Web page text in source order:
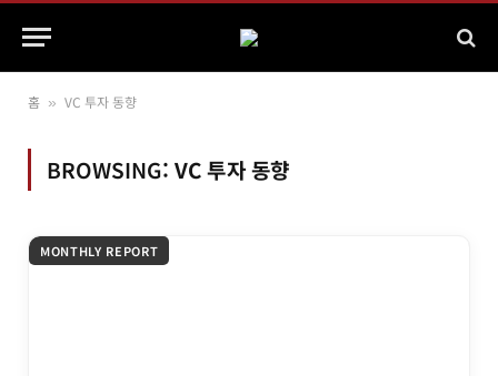
홈 » VC 투자 동향
BROWSING: VC 투자 동향
MONTHLY REPORT